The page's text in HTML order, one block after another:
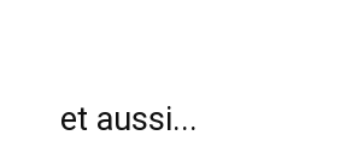
et aussi...